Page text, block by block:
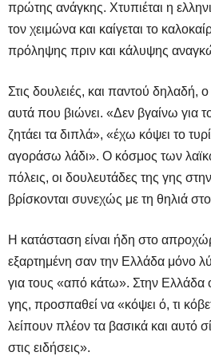
πρώτης ανάγκης. Χτυπιέται η
τον χειμώνα και καίγεται το
πρόληψης πριν και κάλυψης
Στις δουλειές, και παντού δηλαδή,
αυτά που βιώνει. «Δεν βγαίνω για το
ζητάει τα διπλά», «έχω κόψει το
αγοράσω λάδι». Ο κόσμος των
πόλεις, οι δουλευτάδες της γης
βρίσκονται συνεχώς με τη θηλιά
Η κατάσταση είναι ήδη στο
εξαρτημένη σαν την Ελλάδα μόνο
για τους «από κάτω». Στην Ελλάδα
γης, προσπαθεί να «κόψει ό, τι
λείπουν πλέον τα βασικά και αυτό
στις ειδήσεις».